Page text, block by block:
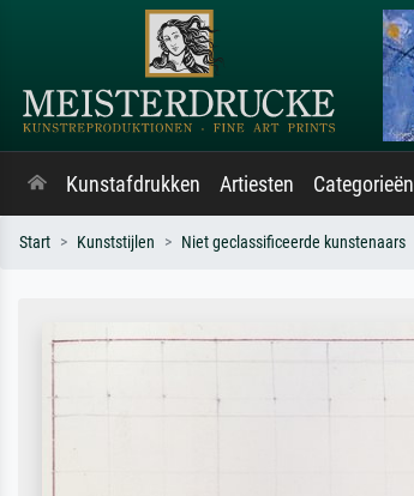
Kunstafdrukken Artiesten Categorieën
Start Kunststijlen Niet geclassificeerde kunstenaars